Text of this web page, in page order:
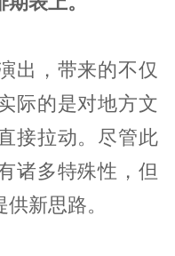
出，带来的不仅
际的是对地方文
接拉动。尽管此
诸多特殊性，但
新思路。